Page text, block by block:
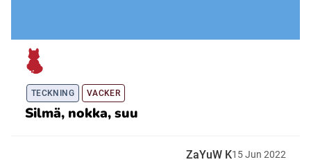
TECKNING VACKER
Silmä, nokka, suu
ZaYuW K15Jun 2022